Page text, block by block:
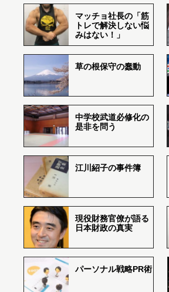
マッチョ社長の「筋
トレで解決しない悩
みはない！」
草の根保守の蠢動
中学校武道必修化の
是非を問う
江川紹子の事件簿
現役財務官僚が語る
日本財政の真実
パーソナル戦略PR術